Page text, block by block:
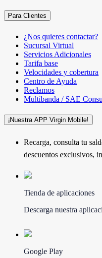
Para Clientes
¿Nos quieres contactar?
Sucursal Virtual
Servicios Adicionales
Tarifa base
Velocidades y cobertura
Centro de Ayuda
Reclamos
Multibanda / SAE
¡Nuestra APP Virgin Mobile!
Recarga, consulta tu
descuentos exclusivos,
Tienda de aplicaciones
Descarga nuestra
Google Play